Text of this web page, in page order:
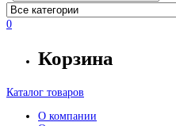
0
Корзина
Каталог товаров
О компании